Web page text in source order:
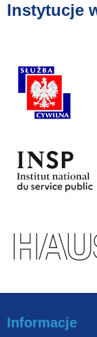
Instytucje
Informacje